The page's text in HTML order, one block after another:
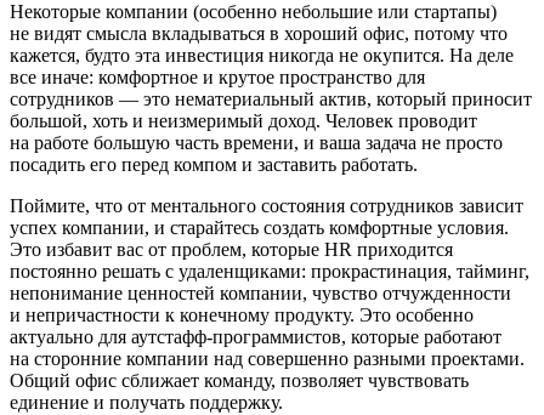
Некоторые компании (особенно небольшие или стартапы)
не видят смысла вкладываться в хороший офис, потому что
кажется, будто эта инвестиция никогда не окупится. На деле
все иначе: комфортное и крутое пространство для
сотрудников — это нематериальный актив, который приносит
большой, хоть и неизмеримый доход. Человек проводит
на работе большую часть времени, и ваша задача не просто
посадить его перед компом и заставить работать.
Поймите, что от ментального состояния сотрудников зависит
успех компании, и старайтесь создать комфортные условия.
Это избавит вас от проблем, которые HR приходится
постоянно решать с удаленщиками: прокрастинация, тайминг,
непонимание ценностей компании, чувство отчужденности
и непричастности к конечному продукту. Это особенно
актуально для аутстафф-программистов, которые работают
на сторонние компании над совершенно разными проектами.
Общий офис сближает команду, позволяет чувствовать
единение и получать поддержку.